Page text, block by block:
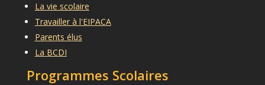
La vie scolaire
Travailler à l'EIPACA
Parents élus
La BCDI
Programmes Scolaires